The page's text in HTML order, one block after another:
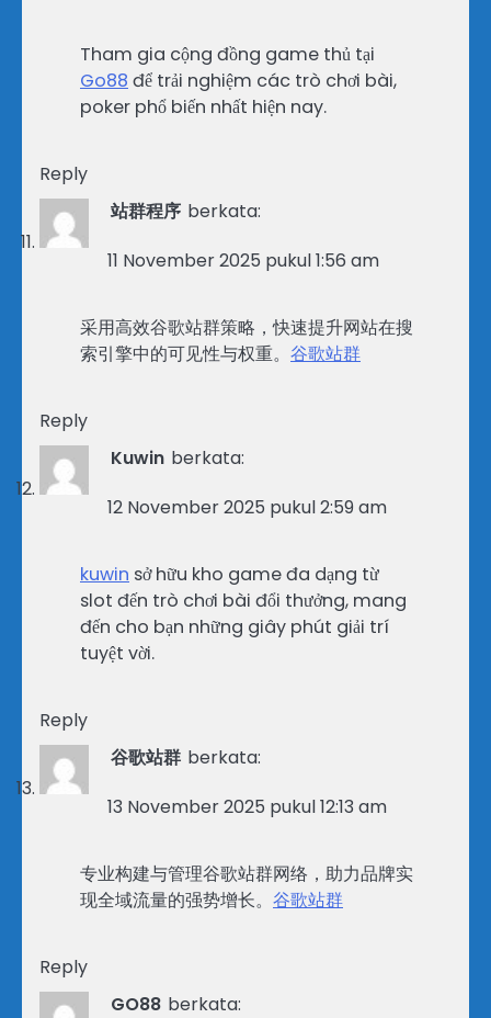
Tham gia cộng đồng game thủ tại
Go88 để trải nghiệm các trò chơi bài,
poker phổ biến nhất hiện nay.
Reply
站群程序 berkata:
11 November 2025 pukul 1:56 am
采用高效谷歌站群策略，快速提升网站在搜
索引擎中的可见性与权重。 谷歌站群
Reply
Kuwin berkata:
12 November 2025 pukul 2:59 am
kuwin sở hữu kho game đa dạng từ
slot đến trò chơi bài đổi thưởng, mang
đến cho bạn những giây phút giải trí
tuyệt vời.
Reply
谷歌站群 berkata:
13 November 2025 pukul 12:13 am
专业构建与管理谷歌站群网络，助力品牌实
现全域流量的强势增长。 谷歌站群
Reply
GO88 berkata: